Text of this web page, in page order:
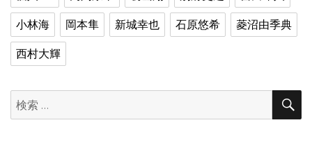
小林海 岡本隼 新城幸也 石原悠希 菱沼由季典
西村大輝
検
索:
検